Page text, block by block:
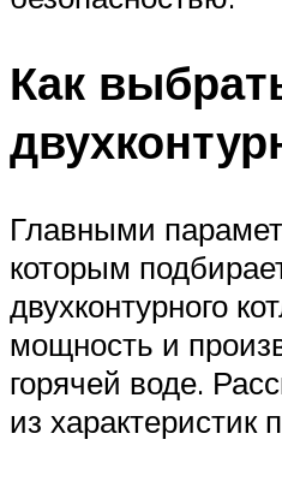
Как
Главными
которым
двухконтурного
мощность и
горячей воде.
из характеристик